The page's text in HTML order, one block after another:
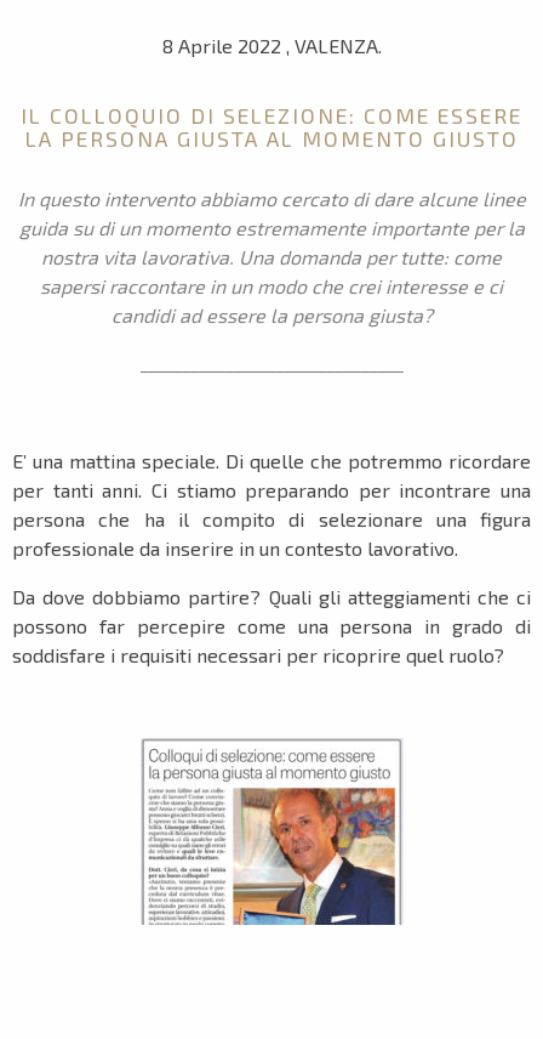
8 Aprile 2022 , VALENZA.
IL COLLOQUIO DI SELEZIONE: COME ESSERE
LA PERSONA GIUSTA AL MOMENTO GIUSTO
In questo intervento abbiamo cercato di dare alcune linee
guida su di un momento estremamente importante per la
nostra vita lavorativa. Una domanda per tutte: come
sapersi raccontare in un modo che crei interesse e ci
candidi ad essere la persona giusta?
E’ una mattina speciale. Di quelle che potremmo ricordare
per tanti anni. Ci stiamo preparando per incontrare una
persona che ha il compito di selezionare una figura
professionale da inserire in un contesto lavorativo.
Da dove dobbiamo partire? Quali gli atteggiamenti che ci
possono far percepire come una persona in grado di
soddisfare i requisiti necessari per ricoprire quel ruolo?